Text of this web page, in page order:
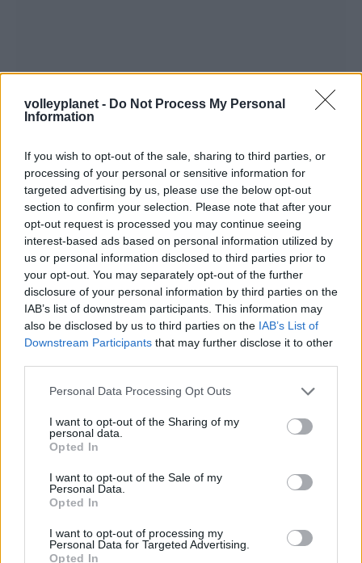
volleyplanet - Do Not Process My Personal
Information
If you wish to opt-out of the sale, sharing to third parties, or
processing of your personal or sensitive information for
targeted advertising by us, please use the below opt-out
section to confirm your selection. Please note that after your
opt-out request is processed you may continue seeing
interest-based ads based on personal information utilized by
us or personal information disclosed to third parties prior to
your opt-out. You may separately opt-out of the further
disclosure of your personal information by third parties on the
IAB’s list of downstream participants. This information may
also be disclosed by us to third parties on the IAB’s List of
Downstream Participants that may further disclose it to other
Please note that this website/app uses one or more Google
not limited to your visit or usage behaviour. You may click to
grant or deny consent to Google and its third-party tags to
use your data for below specified purposes in below Google
consent section.
Personal Data Processing Opt Outs
I want to opt-out of the Sharing of my
personal data.
Opted In
I want to opt-out of the Sale of my
Personal Data.
Opted In
I want to opt-out of processing my
Personal Data for Targeted Advertising.
Opted In